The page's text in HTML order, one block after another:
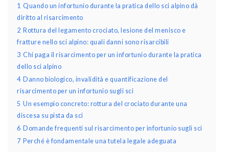
1 Quando un infortunio durante la pratica dello sci alpino dà
diritto al risarcimento
2 Rottura del legamento crociato, lesione del menisco e
fratture nello sci alpino: quali danni sono risarcibili
3 Chi paga il risarcimento per un infortunio durante la pratica
dello sci alpino
4 Danno biologico, invalidità e quantificazione del
risarcimento per un infortunio sugli sci
5 Un esempio concreto: rottura del crociato durante una
discesa su pista da sci
6 Domande frequenti sul risarcimento per infortunio sugli sci
7 Perché è fondamentale una tutela legale adeguata